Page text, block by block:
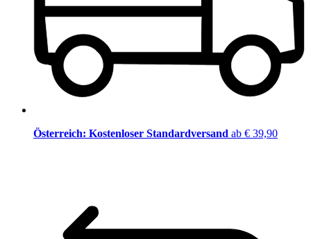
Österreich: Kostenloser Standardversand ab € 39,90